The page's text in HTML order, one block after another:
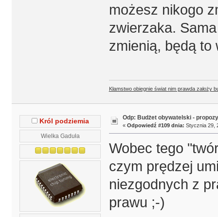
możesz nikogo
zwierzaka.
zmienią, będą to
Kłamstwo obiegnie świat nim prawda założy
Król podziemia
Wielka Gaduła
Odp: Budżet obywatelski -
« Odpowiedź #109 dnia: Stycznia 29,
Wobec tego
czym prędzej
niezgodnych z
prawu ;-)